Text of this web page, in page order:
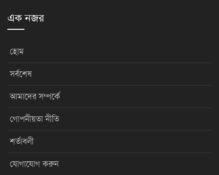
এক নজর
হোম
সর্বশেষ
আমাদের সম্পর্কে
গোপনীয়তা নীতি
শর্তাবলী
যোগাযোগ করুন